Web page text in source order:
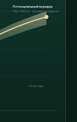
24 месяца
Потенциальный коридор
150–170% от текущего индекса